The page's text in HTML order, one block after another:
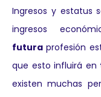
Ingresos y estatus
ingresos
futura profesión
que esto influirá en
existen muchas